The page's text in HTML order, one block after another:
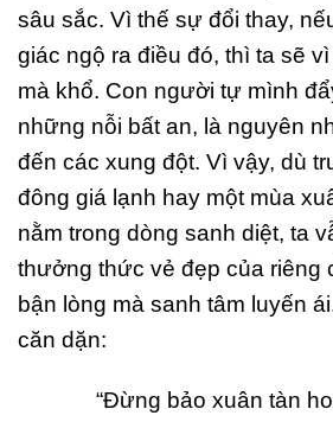
sâu sắc. Vì thế sự đổi thay,
giác ngộ ra điều đó, thì ta sẽ
mà khổ. Con người tự mình
những nỗi bất an, là nguyên
đến các xung đột. Vì vậy, dù
đông giá lạnh hay một mùa
nằm trong dòng sanh diệt, ta
thưởng thức vẻ đẹp của riêng
bận lòng mà sanh tâm luyến
căn dặn:
“Đừng bảo xuân tàn